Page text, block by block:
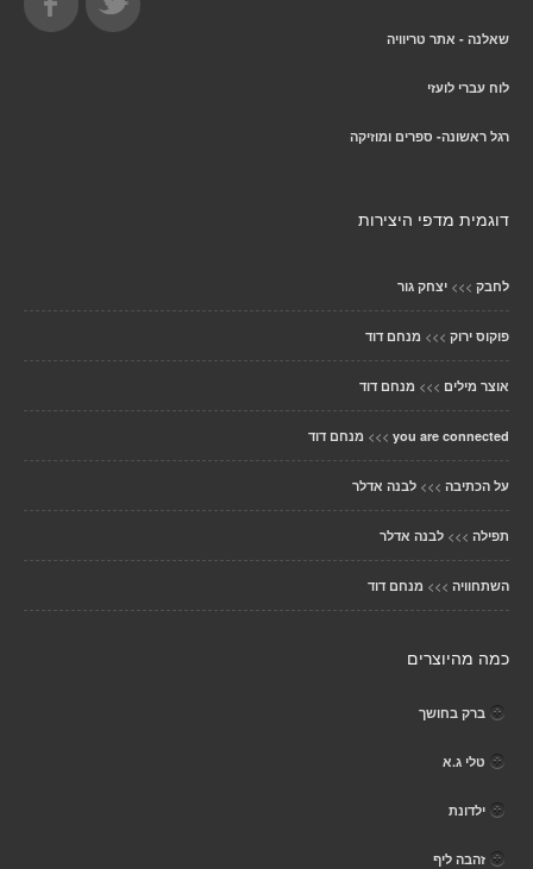
שאלנה - אתר טריוויה
לוח עברי לועזי
רגל ראשונה- ספרים ומוזיקה
דוגמית מדפי היצירות
לחבק >>> יצחק גור
פוקוס ירוק >>> מנחם דוד
אוצר מילים >>> מנחם דוד
you are connected
>>> מנחם דוד
על הכתיבה >>> לבנה אדלר
תפילה >>> לבנה אדלר
השתחוויה >>> מנחם דוד
כמה מהיוצרים
ברק בחושך
טלי ג.א
ילדונת
זהבה ליף